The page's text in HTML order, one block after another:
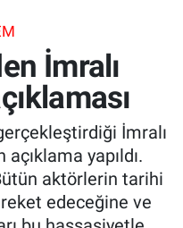
İmralı
İmralı
yapıldı.
aktörlerin tarihi
edeceğine ve